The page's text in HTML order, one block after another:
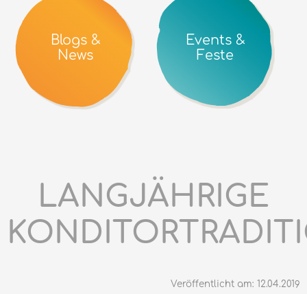
Blogs &
News
Events &
Feste
LANGJÄHRIGE
Veröffentlicht am: 12.04.2019